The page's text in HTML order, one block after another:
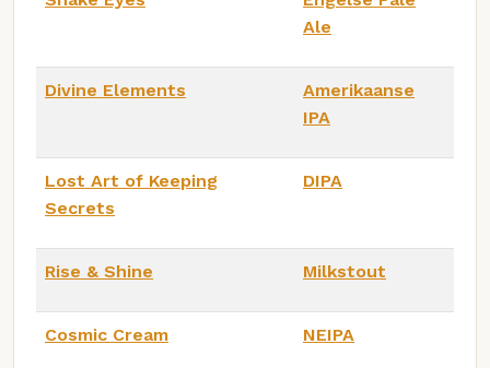
Ale
Divine Elements
Amerikaanse
IPA
Lost Art of Keeping
Secrets
DIPA
Rise & Shine Milkstout
Cosmic Cream NEIPA